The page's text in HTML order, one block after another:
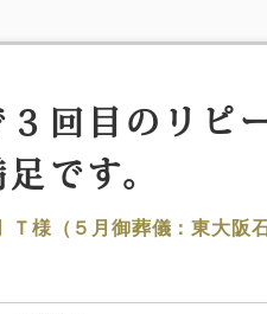
回目のリピ
です。
Ｔ様（５月御葬儀：東大阪